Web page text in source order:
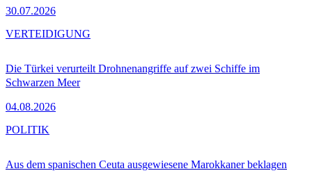
30.07.2026
Die Türkei verurteilt Drohnenangriffe auf zwei Schiffe im
Schwarzen Meer
04.08.2026
VERTEIDIGUNG
Aus dem spanischen Ceuta ausgewiesene Marokkaner beklagen
POLITIK